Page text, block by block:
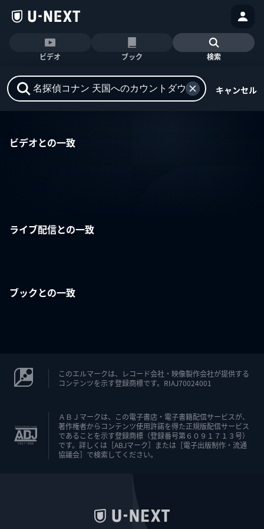
ビデオ ブック 検索
キャンセル
ビデオとの一致
ライブ配信との一致
ブックとの一致
このエルマークは、レコード会社・映像製作会社が提供する
コンテンツを示す登録商標です。RIAJ70024001
ＡＢＪマークは、この電子書店・電子書籍配信サービスが、
著作権者からコンテンツ使用許諾を得た正規版配信サービス
であることを示す登録商標（登録番号第６０９１７１３号）
です。詳しくは［ABJマーク］または［電子出版制作・流通
協議会］で検索してください。